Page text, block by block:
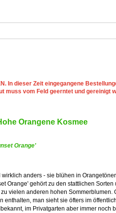
. In dieser Zeit eingegangene
vom Feld geerntet und gereinigt
Orangene Kosmee
Orange'
anders - sie blühen in
Orange' gehört zu den stattlichen
vielen anderen hohen Sommerblumen.
enthalten, man sieht sie öfters im
im Privatgarten aber immer noch